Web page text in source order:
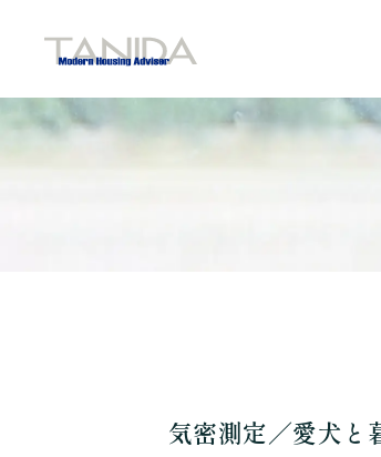
谷田工務店のトップページへ移動
気密測定／愛犬と